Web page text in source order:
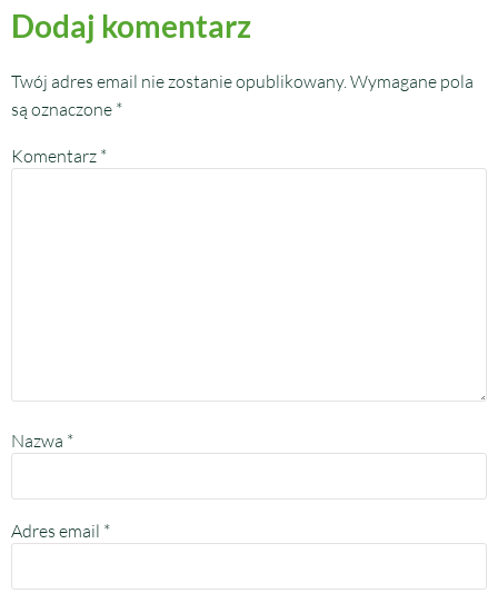
Dodaj komentarz
Twój adres email nie zostanie opublikowany.Wymagane pola
są oznaczone *
Komentarz *
Nazwa *
Adres email *